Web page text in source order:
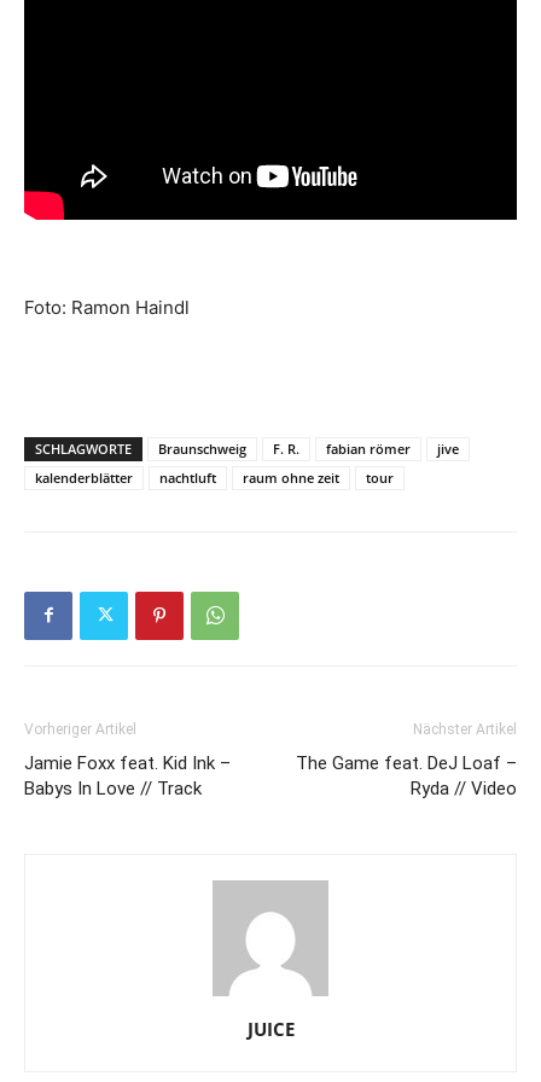
Foto: Ramon Haindl
SCHLAGWORTE Braunschweig F. R. fabian römer
jive
kalenderblätter
nachtluft raum ohne zeit tour
Vorheriger Artikel
Jamie Foxx feat. Kid Ink –
Babys In Love // Track
Nächster Artikel
The Game feat. DeJ Loaf –
Ryda // Video
JUICE